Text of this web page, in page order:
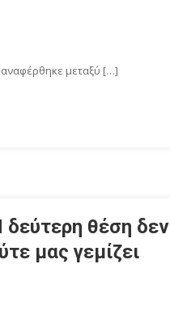
αναφέρθηκε μεταξύ […]
θέση δεν
μας γεμίζει